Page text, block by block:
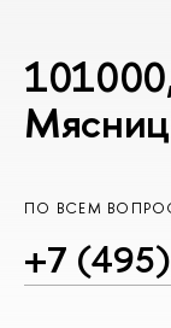
ПО ВСЕМ
+7